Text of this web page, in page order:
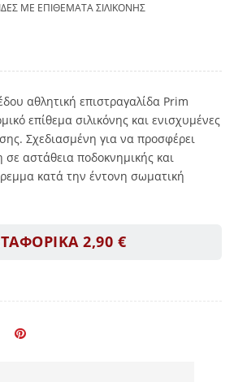
ΜΕ ΕΠΙΘΈΜΑΤΑ ΣΙΛΙΚΌΝΗΣ
αθλητική επιστραγαλίδα Prim
επίθεμα σιλικόνης και ενισχυμένες
Σχεδιασμένη για να προσφέρει
αστάθεια ποδοκνημικής και
κατά την έντονη σωματική
2,90 €